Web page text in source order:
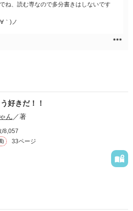
ね、読む専なので多分書きはしないです
｀)ノ
好きだ！！
ん ／著
/8,057
) 33ページ